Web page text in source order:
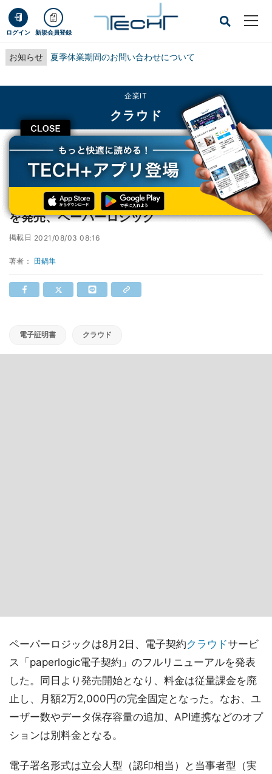
ログイン 新規会員登録
お知らせ 夏季休業期間のお問い合わせについて
CLOSE
企業IT
クラウド
TECH+ 企業IT
クラウド
法的保存機能など追加した電子契約サービスを発売、ペーパーロジック
法的保存機能など追加した電子契約サービス
を発売、ペーパーロジック
掲載日 2021/08/03 08:16
著者： 田鍋隼
電子証明書 クラウド
ペーパーロジックは8月2日、電子契約クラウドサービ
ス「paperlogic電子契約」のフルリニューアルを発表
した。同日より発売開始となり、料金は従量課金を廃
止し、月額2万2,000円の完全固定となった。なお、ユ
ーザー数やデータ保存容量の追加、API連携などのオプ
ションは別料金となる。
電子署名形式は立会人型（認印相当）と当事者型（実